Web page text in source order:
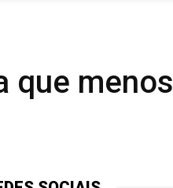
que menos